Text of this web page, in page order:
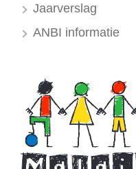
Jaarverslag
ANBI informatie